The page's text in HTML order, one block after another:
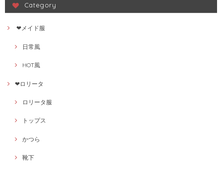
Category
❤メイド服
日常風
HOT風
❤ロリータ
ロリータ服
トップス
かつら
靴下